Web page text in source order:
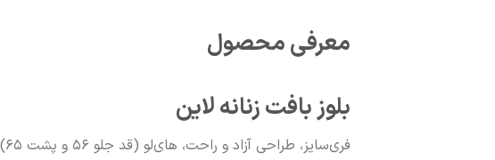
معرفی محصول
بلوز بافت زنانه لاین
فری‌سایز، طراحی آزاد و راحت، های‌لو (قد جلو ۵۶ و پشت ۶۵).